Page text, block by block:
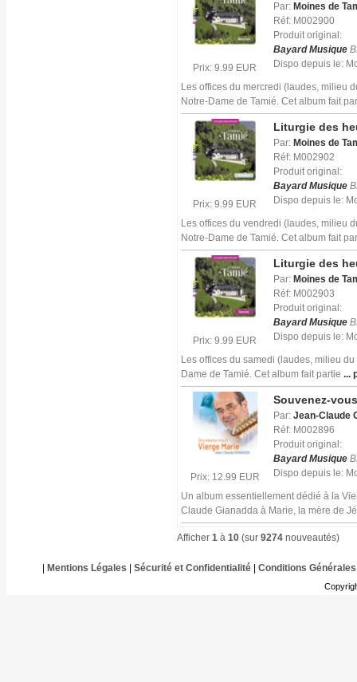
Prix: 9.99 EUR
Par: Moines de
Réf: M002900
Produit original:
Bayard Musique
Dispo depuis le:
Les offices du mercredi (laudes, milieu
Notre-Dame de Tamié. Cet album fait
Prix: 9.99 EUR
Liturgie des
Par: Moines de
Réf: M002902
Produit original:
Bayard Musique
Dispo depuis le:
Les offices du vendredi (laudes, milieu
Notre-Dame de Tamié. Cet album fait
Prix: 9.99 EUR
Liturgie des
Par: Moines de
Réf: M002903
Produit original:
Bayard Musique
Dispo depuis le:
Les offices du samedi (laudes, milieu
Dame de Tamié. Cet album fait partie ...
Prix: 12.99 EUR
Souvenez-
Par: Jean-Claude
Réf: M002896
Produit original:
Bayard Musique
Dispo depuis le:
Un album essentiellement dédié à la
Claude Gianadda à Marie, la mère de
Afficher 1 à 10 (sur 9274 nouveautés)
Mentions Légales Sécurité et Confidentialité| Conditions Générales